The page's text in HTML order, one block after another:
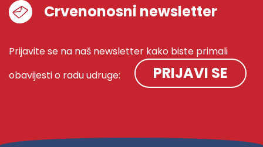
Crvenonosni newsletter
Prijavite se na naš newsletter kako biste primali
obavijesti o radu udruge:
PRIJAVI SE